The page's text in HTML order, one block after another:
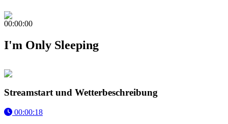
00:00:00
I'm Only Sleeping
Streamstart und Wetterbeschreibung
00:00:18